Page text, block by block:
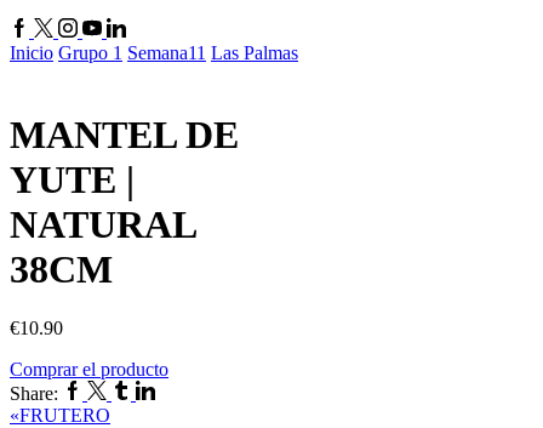
Facebook
Twitter
Instagram
YoutubeLinkedin
Inicio Grupo 1 Semana11 Las Palmas
MANTEL DE
YUTE |
NATURAL
38CM
€10.90
Comprar el producto
Share: Facebook
Twitter
TumblrLinkedin
«FRUTERO